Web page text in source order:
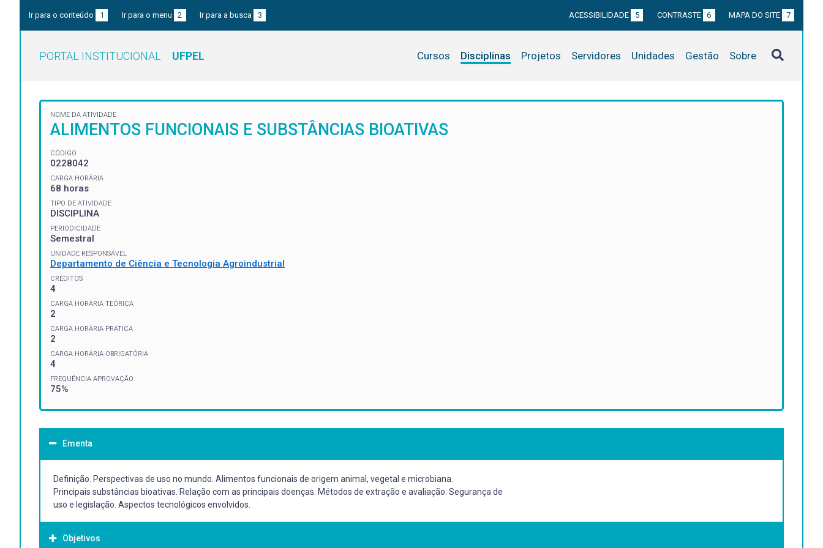
Ir para o conteúdo 1 Ir para o menu 2 Ir para a busca 3 ACESSIBILIDADE 5 CONTRASTE 6 MAPA DO SITE 7
PORTAL INSTITUCIONAL UFPEL Cursos Disciplinas Projetos Servidores Unidades Gestão Sobre
NOME DA ATIVIDADE
ALIMENTOS FUNCIONAIS E SUBSTÂNCIAS BIOATIVAS
CÓDIGO
0228042
CARGA HORÁRIA
68 horas
TIPO DE ATIVIDADE
DISCIPLINA
PERIODICIDADE
Semestral
UNIDADE RESPONSÁVEL
Departamento de Ciência e Tecnologia Agroindustrial
CRÉDITOS
4
CARGA HORÁRIA TEÓRICA
2
CARGA HORÁRIA PRÁTICA
2
CARGA HORÁRIA OBRIGATÓRIA
4
FREQUÊNCIA APROVAÇÃO
75%
Ementa
Definição. Perspectivas de uso no mundo. Alimentos funcionais de origem animal, vegetal e microbiana.
Principais substâncias bioativas. Relação com as principais doenças. Métodos de extração e avaliação. Segurança de
uso e legislação. Aspectos tecnológicos envolvidos.
Objetivos